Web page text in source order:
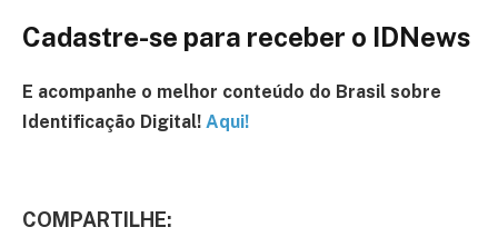
Cadastre-se para receber o IDNews
E acompanhe o melhor conteúdo do Brasil sobre
Identificação Digital! Aqui!
COMPARTILHE: